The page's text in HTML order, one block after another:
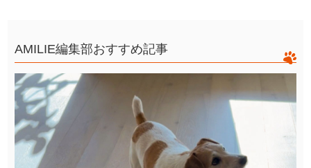
AMILIE編集部おすすめ記事